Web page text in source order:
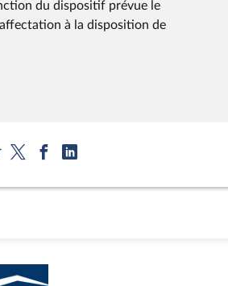
du dispositif prévue le
à la disposition de